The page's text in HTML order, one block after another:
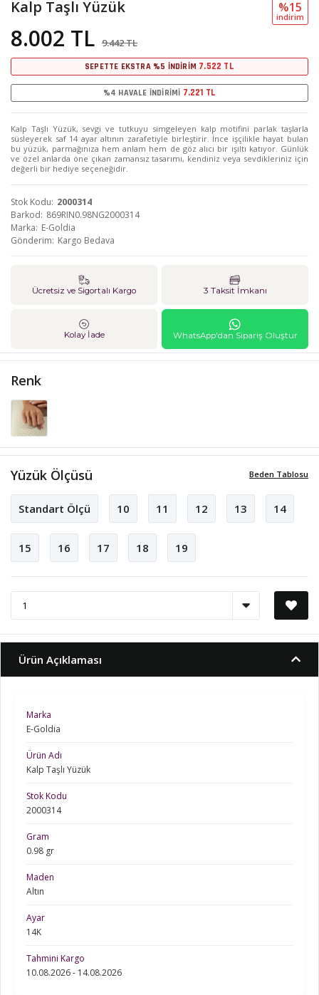
Kalp Taşlı Yüzük
8.002 TL 9.442 TL
%15
i̇ndi̇ri̇m
SEPETTE EKSTRA %5 İNDİRİM 7.522 TL
%4 HAVALE İNDİRİMİ 7.221 TL
Kalp Taşlı Yüzük, sevgi ve tutkuyu simgeleyen kalp motifini parlak taşlarla
süsleyerek saf 14 ayar altının zarafetiyle birleştirir. İnce işçilikle hayat bulan
bu yüzük, parmağınıza hem anlam hem de göz alıcı bir ışıltı katıyor. Günlük
ve özel anlarda öne çıkan zamansız tasarımı, kendiniz veya sevdikleriniz için
değerli bir hediye seçeneğidir.
Stok Kodu 2000314
Barkod 869RIN0.98NG2000314
Marka E-Goldia
Gönderim Kargo Bedava
Ücretsiz ve Sigortalı Kargo 3 Taksit İmkanı
Kolay İade WhatsApp'dan Sipariş Oluştur
Renk
Beden Tablosu
Yüzük Ölçüsü
Standart Ölçü 10 11 12 13 14
15 16 17 18 19
Ürün Açıklaması
Marka
E-Goldia
Ürün Adı
Kalp Taşlı Yüzük
Stok Kodu
2000314
Gram
0.98 gr
Maden
Altın
Ayar
14K
Tahmini Kargo
10.08.2026 - 14.08.2026